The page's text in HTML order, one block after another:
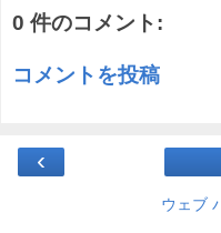
0 件のコメント:
コメントを投稿
‹
ウェブ